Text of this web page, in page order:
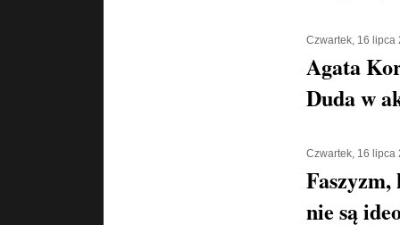
Czwartek, 16 lipca
Agata
Duda w
Czwartek, 16 lipca
nie są